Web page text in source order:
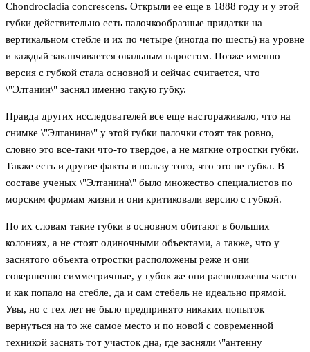
Chondrocladia concrescens. Открыли ее еще в 1888 году и у этой
губки действительно есть палочкообразные придатки на
вертикальном стебле и их по четыре (иногда по шесть) на уровне
и каждый заканчивается овальным наростом. Позже именно
версия с губкой стала основной и сейчас считается, что
\"Элтанин\" заснял именно такую губку.
Правда других исследователей все еще настораживало, что на
снимке \"Элтанина\" у этой губки палочки стоят так ровно,
словно это все-таки что-то твердое, а не мягкие отростки губки.
Также есть и другие факты в пользу того, что это не губка. В
составе ученых \"Элтанина\" было множество специалистов по
морским формам жизни и они критиковали версию с губкой.
По их словам такие губки в основном обитают в больших
колониях, а не стоят одиночными объектами, а также, что у
заснятого объекта отростки расположены реже и они
совершенно симметричные, у губок же они расположены часто
и как попало на стебле, да и сам стебель не идеально прямой.
Увы, но с тех лет не было предпринято никаких попыток
вернуться на то же самое место и по новой с современной
техникой заснять тот участок дна, где засняли \"антенну